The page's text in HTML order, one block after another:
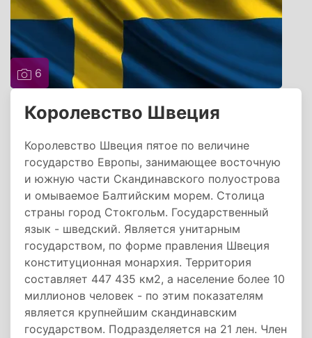
6
Королевство Швеция
Королевство Швеция пятое по величине
государство Европы, занимающее восточную
и южную части Скандинавского полуострова
и омываемое Балтийским морем. Столица
страны город Стокгольм. Государственный
язык - шведский. Является унитарным
государством, по форме правления Швеция
конституционная монархия. Территория
составляет 447 435 км2, а население более 10
миллионов человек - по этим показателям
является крупнейшим скандинавским
государством. Подразделяется на 21 лен. Член